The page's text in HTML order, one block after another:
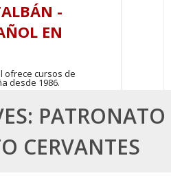
-
EN
ofrece cursos de
desde 1986.
PATRONATO
CERVANTES